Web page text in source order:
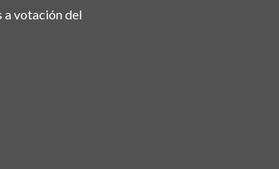
a votación del